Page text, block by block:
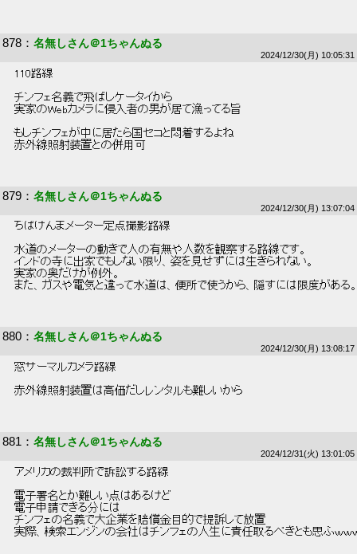
878 ： 名無しさん＠1ちゃんぬる
2024/12/30(月) 10:05:31
110路線
チンフェ名義で飛ばしケータイから
実家のWebカメラに侵入者の男が居て漁ってる旨
もしチンフェが中に居たら国セコと悶着するよね
赤外線照射装置との併用可
879 ： 名無しさん＠1ちゃんぬる
2024/12/30(月) 13:07:04
ちばけんまメーター定点撮影路線
水道のメーターの動きで人の有無や人数を観察する路線です。
インドの寺に出家でもしない限り、姿を見せずには生きられない。
実家の奥だけが例外。
また、ガスや電気と違って水道は、便所で使うから、隠すには限度がある
880 ： 名無しさん＠1ちゃんぬる
2024/12/30(月) 13:08:17
窓サーマルカメラ路線
赤外線照射装置は高価だしレンタルも難しいから
881 ： 名無しさん＠1ちゃんぬる
2024/12/31(火) 13:01:05
アメリカの裁判所で訴訟する路線
電子署名とか難しい点はあるけど
電子申請できる分には
チンフェの名義で大企業を賠償金目的で提訴して放置
実際、検索エンジンの会社はチンフェの人生に責任取るべきとも思ふｗｗ